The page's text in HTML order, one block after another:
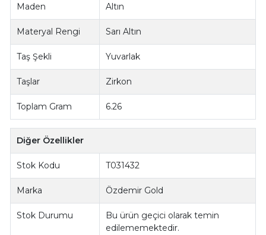
Maden Altın
Materyal Rengi Sarı Altın
Taş Şekli Yuvarlak
Taşlar Zirkon
Toplam Gram 6.26
Diğer Özellikler
Stok Kodu T031432
Marka Özdemir Gold
Stok Durumu
Bu ürün geçici olarak temin
edilememektedir.